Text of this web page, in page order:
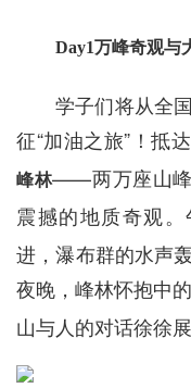
Day1万峰奇观与
学子们将从全
征“加油之旅”！抵
峰林——两万座山峰
震撼的地质奇观
进，瀑布群的水声
夜晚，峰林怀抱中的
山与人的对话徐徐展